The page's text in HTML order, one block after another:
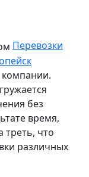
Перевозки
без
время,
треть, что
различных